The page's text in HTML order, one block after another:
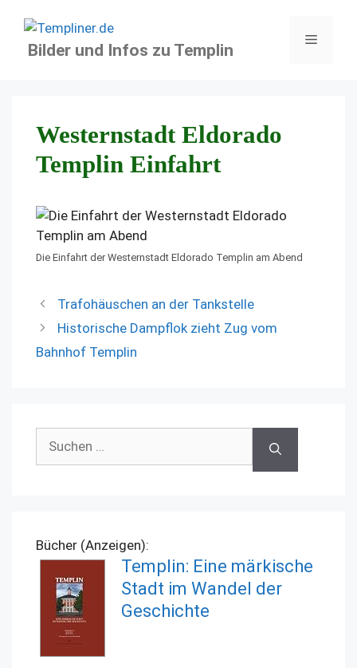
Inhalt
springenBilder und Infos zu Templin
Menü
Westernstadt Eldorado
Templin Einfahrt
Die Einfahrt der Westernstadt Eldorado Templin am Abend
Trafohäuschen an der Tankstelle
Historische Dampflok zieht Zug vom
Bahnhof Templin
Bücher (Anzeigen):
Templin: Eine märkische
Stadt im Wandel der
Geschichte